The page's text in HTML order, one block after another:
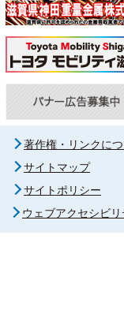
著作権・リンクに
サイトマップ
サイトポリシー
ウェブアクセシビ